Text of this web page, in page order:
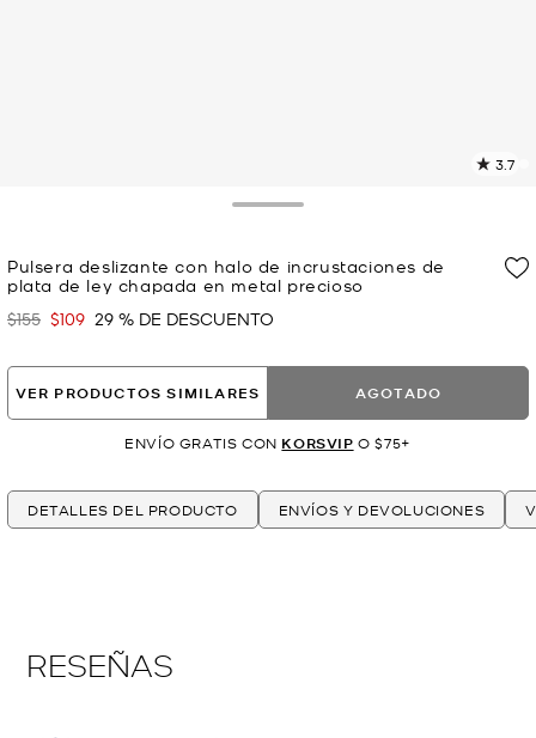
3.7
Pulsera deslizante con halo de incrustaciones de
plata de ley chapada en metal precioso
Era
$155 Ahora
$109 29 % DE DESCUENTO
VER PRODUCTOS SIMILARES AGOTADO
ENVÍO GRATIS CON KORSVIP O $75+
DETALLES DEL PRODUCTO ENVÍOS Y DEVOLUCIONES